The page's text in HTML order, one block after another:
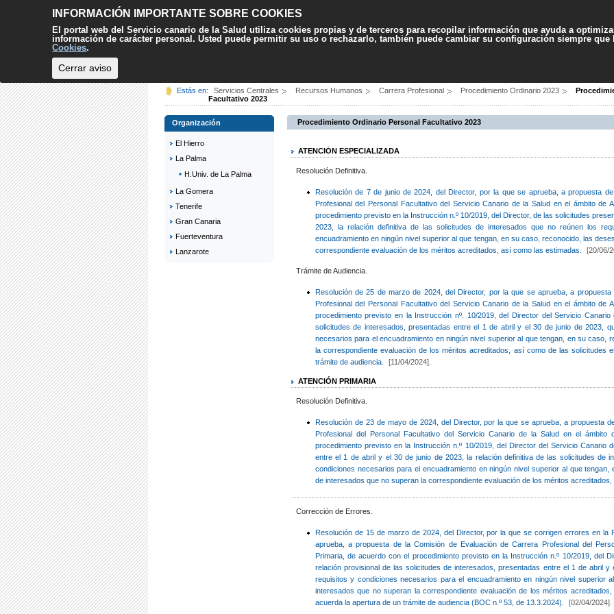
INFORMACIÓN IMPORTANTE SOBRE COOKIES
El portal web del Servicio canario de la Salud utiliza cookies propias y de terceros para recopilar información que ayuda a
información de carácter personal. Usted puede permitir su uso o rechazarlo, también puede cambiar su configuración siempre
Cookies.
Cerrar aviso
Estás en: Servicios Centrales Recursos Humanos Carrera Profesional Procedimiento Ordinario 2023
Facultativo 2023
Organización
El Hierro
La Palma
H.Univ. de La Palma
La Gomera
Tenerife
Gran Canaria
Fuerteventura
Lanzarote
Procedimiento Ordinario Personal Facultativo 2023
ATENCIÓN ESPECIALIZADA
Resolución Definitiva.
Resolución de 7 de junio de 2024, del Director, por la que se aprueba, a propuesta
Profesional del Personal Facultativo del Servicio Canario de la Salud en el ámbito de
procedimiento previsto en la Instrucción n.º 10/2019, del Director, de las solicitudes
2023, la relación definitiva de las solicitudes de interesados que no reúnen los
encuadramiento en ningún nivel superior al que tengan, en su caso, reconocido, las
correspondiente evaluación de los méritos acreditados, así como las estimadas.
[20/06/
Trámite de Audiencia.
Resolución de 25 de marzo de 2024, del Director, por la que se aprueba, a
Profesional del Personal Facultativo del Servicio Canario de la Salud en el ámbito de
procedimiento previsto en la Instrucción nº. 10/2019, del Director del Servicio
solicitudes de interesados, presentadas entre el 1 de abril y el 30 de junio de 2023,
necesarios para el encuadramiento en ningún nivel superior al que tengan, en su caso,
la correspondiente evaluación de los méritos acreditados, así como de las solicitudes
trámite de audiencia.
[11/04/2024].
ATENCIÓN PRIMARIA
Resolución Definitiva.
Resolución de 23 de mayo de 2024, del Director, por la que se aprueba, a propuesta
Profesional del Personal Facultativo del Servicio Canario de la Salud en el ámbito
procedimiento previsto en la Instrucción n.º 10/2019, del Director del Servicio Canario
entre el 1 de abril y el 30 de junio de 2023, la relación definitiva de las solicitudes de
condiciones necesarios para el encuadramiento en ningún nivel superior al que
de interesados que no superan la correspondiente evaluación de los méritos acreditados,
Corrección de Errores.
Resolución de 15 de marzo de 2024, del Director, por la que se corrigen errores en la
aprueba, a propuesta de la Comisión de Evaluación de Carrera Profesional del
Primaria, de acuerdo con el procedimiento previsto en la Instrucción n.º 10/2019, del
relación provisional de las solicitudes de interesados, presentadas entre el 1 de abril
requisitos y condiciones necesarios para el encuadramiento en ningún nivel superior
interesados que no superan la correspondiente evaluación de los méritos
acuerda la apertura de un trámite de audiencia (BOC n.º 53, de 13.3.2024).
[02/04/2024].